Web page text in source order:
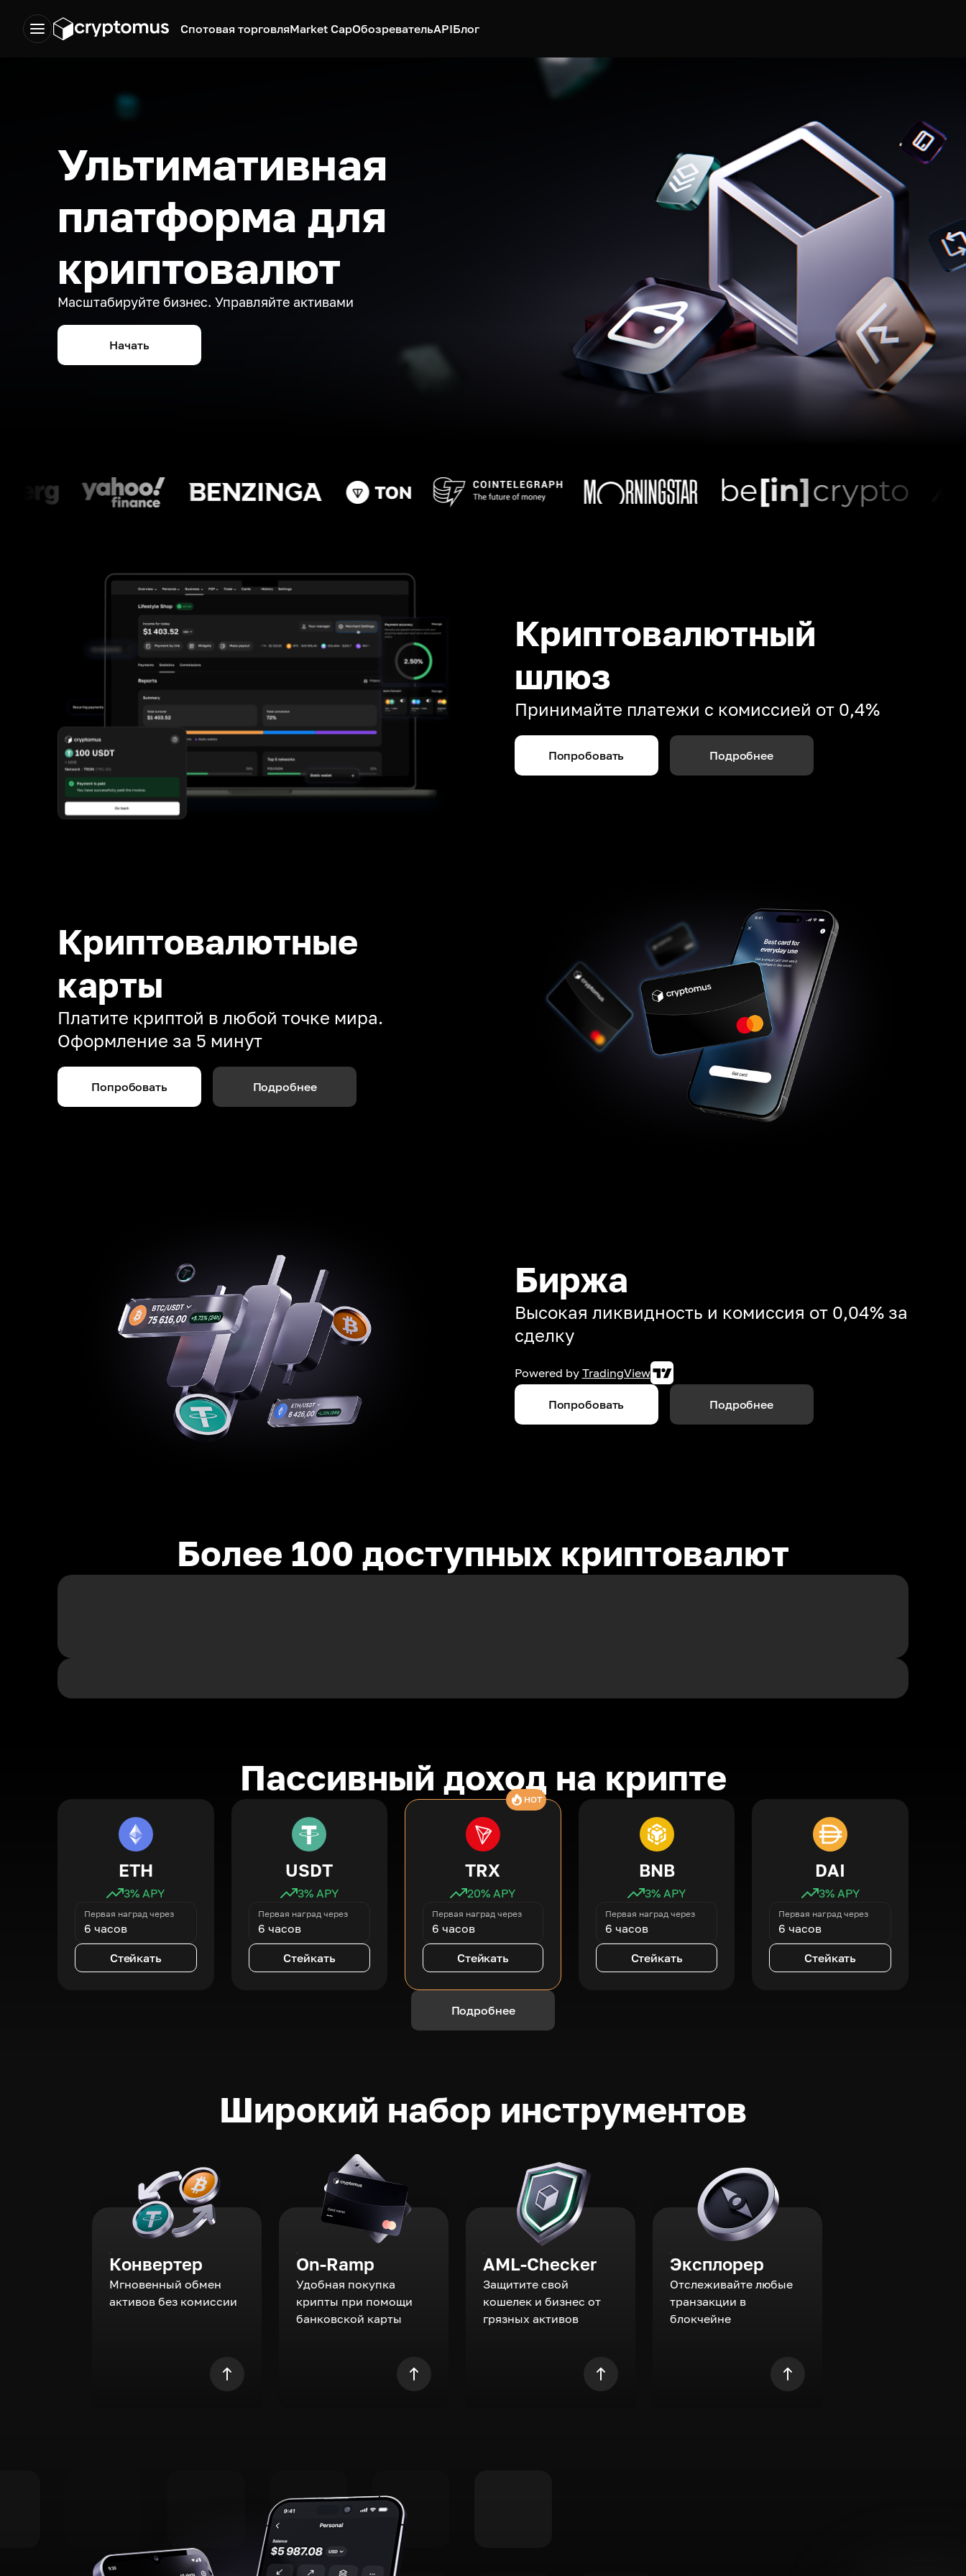
Спотовая торговляMarket CapОбозревательAPIБлог
Ультимативная
платформа для
криптовалют
Масштабируйте бизнес. Управляйте активами
Начать
Криптовалютный
шлюз
Принимайте платежи с комиссией от 0,4%
Попробовать Подробнее
Криптовалютные
карты
Платите криптой в любой точке мира.
Оформление за 5 минут
Попробовать Подробнее
Биржа
Высокая ликвидность и комиссия от 0,04% за
сделку
Powered by TradingView
Попробовать Подробнее
Более 100 доступных криптовалют
Пассивный доход на крипте
ETH
3% APY
Первая наград через
6 часов
Стейкать
USDT
3% APY
Первая наград через
6 часов
Стейкать
HOT
TRX
20% APY
Первая наград через
6 часов
Стейкать
BNB
3% APY
Первая наград через
6 часов
Стейкать
DAI
3% APY
Первая наград через
6 часов
Стейкать
Подробнее
Широкий набор инструментов
Конвертер
Мгновенный обмен
активов без комиссии
On-Ramp
Удобная покупка
крипты при помощи
банковской карты
AML-Checker
Защитите свой
кошелек и бизнес от
грязных активов
Эксплорер
Отслеживайте любые
транзакции в
блокчейне